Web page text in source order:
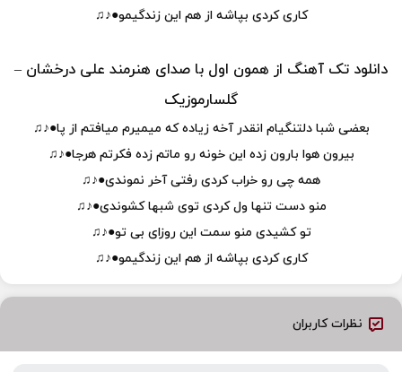
کاری کردی بپاشه از هم این زندگیمو●♪♫
دانلود تک آهنگ از همون اول با صدای هنرمند علی درخشان –
گلسارموزیک
بعضی شبا دلتنگیام انقدر آخه زیاده که میمیرم میافتم از پا●♪♫
بیرون هوا بارون زده این خونه رو ماتم زده فکرتم هرجا●♪♫
همه چی رو خراب کردی رفتی آخر نموندی●♪♫
منو دست تنها ول کردی توی شبها کشوندی●♪♫
تو کشیدی منو سمت این روزای بی تو●♪♫
کاری کردی بپاشه از هم این زندگیمو●♪♫
نظرات کاربران